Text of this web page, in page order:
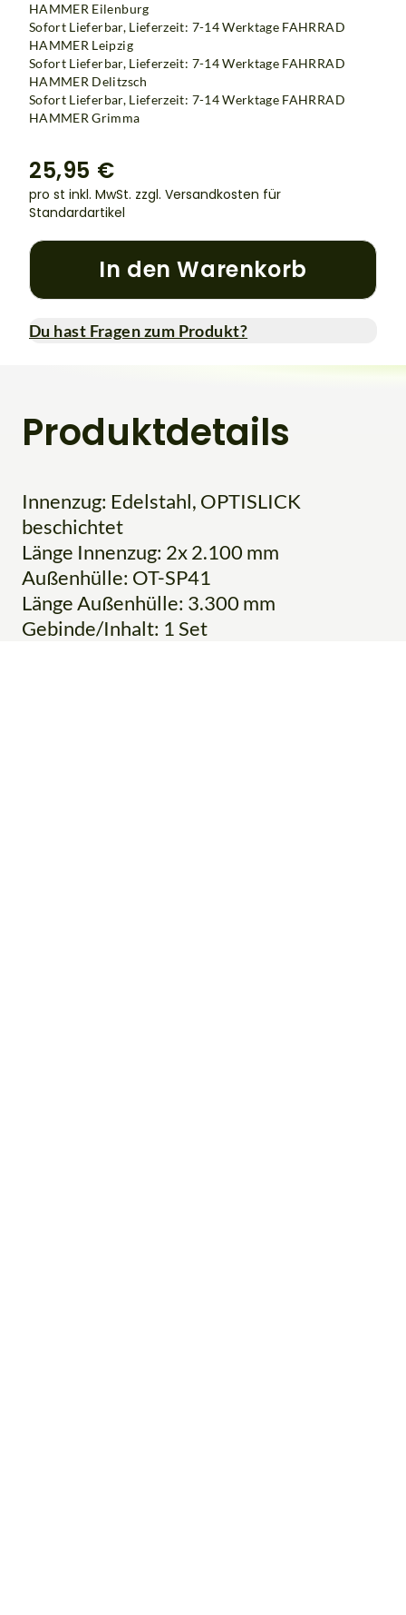
HAMMER Eilenburg
Sofort Lieferbar, Lieferzeit: 7-14 Werktage FAHRRAD
HAMMER Leipzig
Sofort Lieferbar, Lieferzeit: 7-14 Werktage FAHRRAD
HAMMER Delitzsch
Sofort Lieferbar, Lieferzeit: 7-14 Werktage FAHRRAD
HAMMER Grimma
25,95 €
pro st inkl. MwSt. zzgl. Versandkosten für
Standardartikel
In den Warenkorb
Du hast Fragen zum Produkt?
Produktdetails
Innenzug: Edelstahl, OPTISLICK
beschichtet
Länge Innenzug: 2x 2.100 mm
Außenhülle: OT-SP41
Länge Außenhülle: 3.300 mm
Gebinde/Inhalt: 1 Set